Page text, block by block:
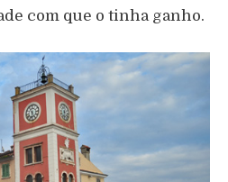
com que o tinha ganho.